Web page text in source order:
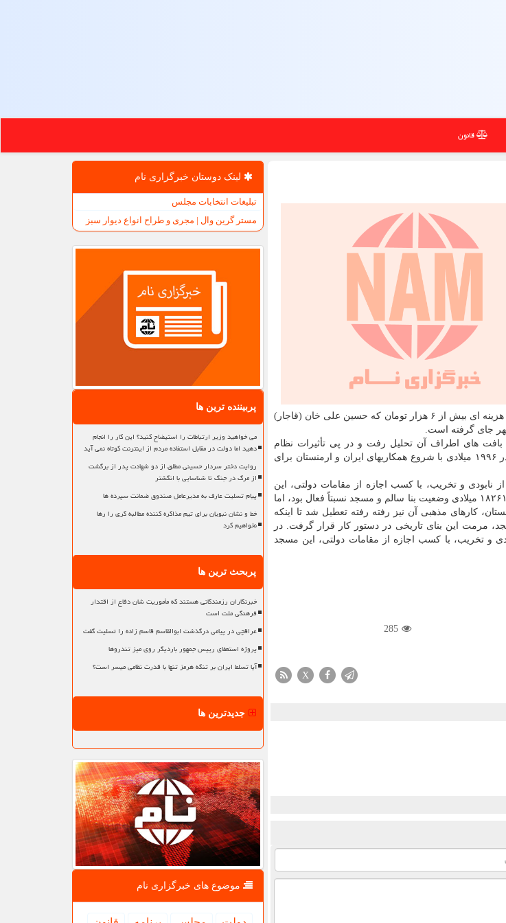
قانون
مسجد مدرسه، که نقش مسجد جامع (اصلی) شهر را ایفا می کرده، در ۱۱۷۹ قمری با هزینه ای بیش از ۶ هزار تومان که حسین علی خان (قاجار)
شهر جای گرفته است.
اما بتدریج بافت های اطراف آن تحلیل رفت و در پی تأثیرات نظام
کمونیستی در ارمنستان، کارهای مذهبی آن نیز بتدریج تعطیل شد تا این که سرانجام، در ۱۹۹۶ میلادی با شروع همکاریهای ایران و ارمنستان برای
از نابودی و تخریب، با کسب اجازه از مقامات دولتی، این
مسجد تبدیل به موزه تاریخ طبیعی و موزه تاریخ ایروان شد. به اجمال، بین سالیان ۱۸۲۶۱۹۱۲ میلادی وضعیت بنا سالم و مسجد نسبتاً فعال بود، اما
کارهای مذهبی آن نیز رفته رفته تعطیل شد تا اینکه
این مسجد، مرمت این بنای تاریخی در دستور کار قرار گرفت. در
و تخریب، با کسب اجازه از مقامات دولتی، این مسجد
285
X
لینک دوستان خبرگزاری نام
تبلیغات انتخابات مجلس
مستر گرین وال | مجری و طراح انواع دیوار سبز
پربیننده ترین ها
می خواهید وزیر ارتباطات را استیضاح کنید؟ این کار را انجام
دهید اما دولت در مقابل استفاده مردم از اینترنت کوتاه نمی آید
روایت دختر سردار حسینی مطلق از دو شهادت پدر از برگشت
از مرگ در جنگ تا شناسایی با انگشتر
پیام تسلیت عارف به مدیرعامل صندوق ضمانت سپرده ها
خط و نشان نبویان برای تیم مذاکره کننده مطالبه گری را رها
نخواهیم کرد
پربحث ترین ها
خبرنگاران رزمندگانی هستند که مأموریت شان دفاع از اقتدار
فرهنگی ملت است
عراقچی در پیامی درگذشت ابوالقاسم قاسم زاده را تسلیت گفت
پروژه استعفای رییس جمهور باردیگر روی میز تندروها
آیا تسلط ایران بر تنگه هرمز تنها با قدرت نظامی میسر است؟
جدیدترین ها
موضوع های خبرگزاری نام